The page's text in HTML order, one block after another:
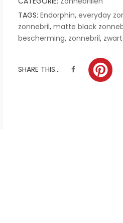
TAGS: Endorphin, everyday
zonnebril, matte black
bescherming, zonnebril,
SHARE THIS...